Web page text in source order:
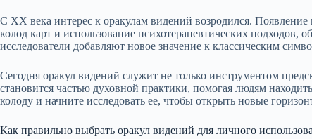
С XX века интерес к оракулам видений возродился.
колод карт и использование психотерапевтических подходов,
исследователи добавляют новое значение к классическим
Сегодня оракул видений служит не только инструментом
становится частью духовной практики, помогая людям
колоду и начните исследовать ее, чтобы открыть новые
Как правильно выбрать оракул видений для личного